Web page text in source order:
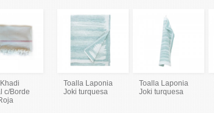
c/Borde
Toalla Laponia
Joki turquesa
Toalla Laponia
Joki turquesa